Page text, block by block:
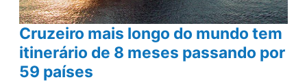
montanha-
russa
a
bordo
Cruzeiro mais longo do mundo tem
itinerário de 8 meses passando por
59 países